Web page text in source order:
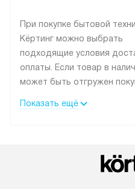
При покупке бытовой
Кёртинг можно выбрать
подходящие условия
оплаты. Если товар в
может быть отгружен
оплачивается
Показать ещё